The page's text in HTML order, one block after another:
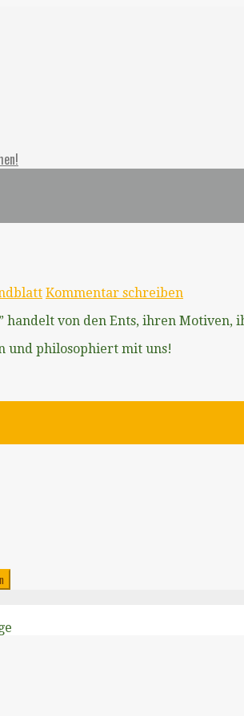
Kommentar schreiben
handelt von den Ents, ihren
und philosophiert mit uns!